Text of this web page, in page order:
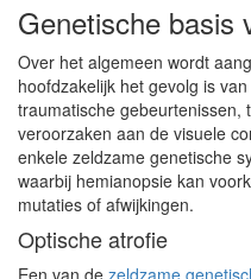
Genetische basis
Over het algemeen wordt
hoofdzakelijk het gevolg is
traumatische gebeurtenissen,
veroorzaken aan de visuele
enkele zeldzame genetische
waarbij hemianopsie kan
mutaties of afwijkingen.
Optische atrofie
Een van de zeldzame